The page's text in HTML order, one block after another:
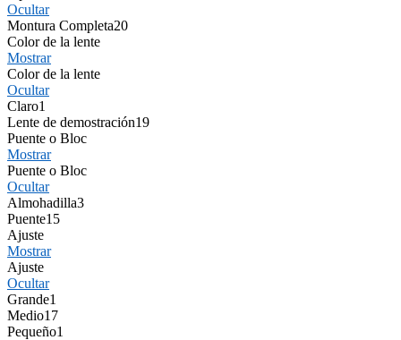
Ocultar
Montura Completa20
Color de la lente
Mostrar
Color de la lente
Ocultar
Claro1
Lente de demostración19
Puente o Bloc
Mostrar
Puente o Bloc
Ocultar
Almohadilla3
Puente15
Ajuste
Mostrar
Ajuste
Ocultar
Grande1
Medio17
Pequeño1